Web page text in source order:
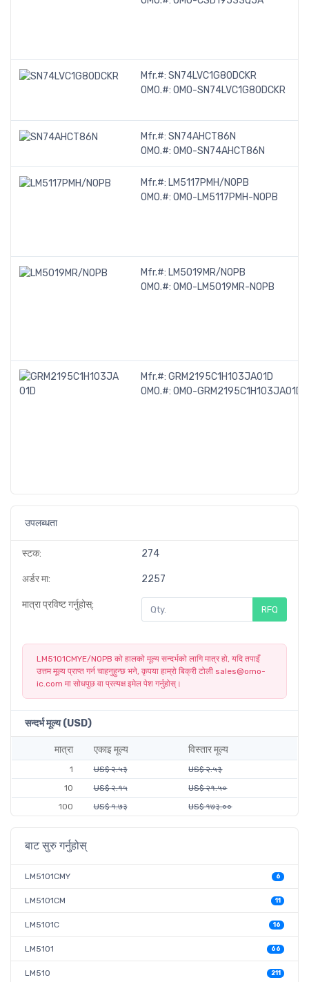
Mfr.#: SN74LVC1G80DCKR
OMO.#: OMO-SN74LVC1G80DCKR
Mfr.#: SN74AHCT86N
OMO.#: OMO-SN74AHCT86N
Mfr.#: LM5117PMH/NOPB
OMO.#: OMO-LM5117PMH-NOPB
Mfr.#: LM5019MR/NOPB
OMO.#: OMO-LM5019MR-NOPB
Mfr.#: GRM2195C1H103JA01D
OMO.#: OMO-GRM2195C1H103JA01D
उपलब्धता
स्टक: 274
अर्डर मा: 2257
मात्रा प्रविष्ट गर्नुहोस्: RFQ
LM5101CMYE/NOPB को हालको मूल्य सन्दर्भको लागि मात्र हो, यदि तपाइँ
उत्तम मूल्य प्राप्त गर्न चाहनुहुन्छ भने, कृपया हाम्रो बिक्री टोली sales@omo-
ic.com मा सोधपुछ वा प्रत्यक्ष इमेल पेश गर्नुहोस्।
सन्दर्भ मूल्य (USD)
मात्रा एकाइ मूल्य विस्तार मूल्य
1 US$ २.५३
US$ २.५३
10
US$ २.१५
US$ २१.५०
100
US$ १.७३ US$ १७३.००
बाट सुरु गर्नुहोस्
LM5101CMY 6
LM5101CM 11
LM5101C 16
LM5101 66
LM510 211